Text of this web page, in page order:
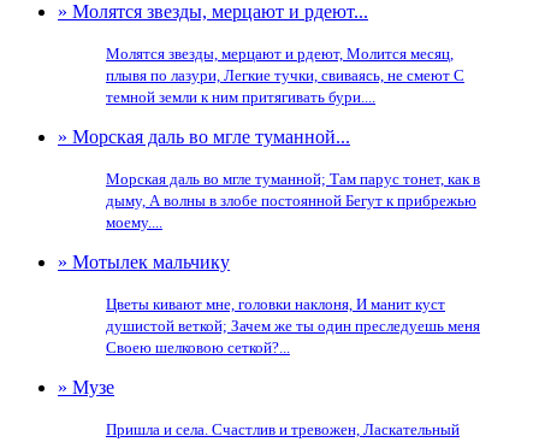
» Молятся звезды, мерцают и рдеют...
Молятся звезды, мерцают и рдеют, Молится месяц,
плывя по лазури, Легкие тучки, свиваясь, не смеют С
темной земли к ним притягивать бури....
» Морская даль во мгле туманной...
Морская даль во мгле туманной; Там парус тонет, как в
дыму, А волны в злобе постоянной Бегут к прибрежью
моему....
» Мотылек мальчику
Цветы кивают мне, головки наклоня, И манит куст
душистой веткой; Зачем же ты один преследуешь меня
Своею шелковою сеткой?...
» Музе
Пришла и села. Счастлив и тревожен, Ласкательный